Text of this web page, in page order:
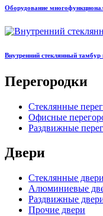
Оборудование
Внутренний стеклянный тамбур
Перегородки
Стеклянные
Офисные
Раздвижные
Двери
Стеклянные двери
Алюминиевые
Раздвижные
Прочие двери